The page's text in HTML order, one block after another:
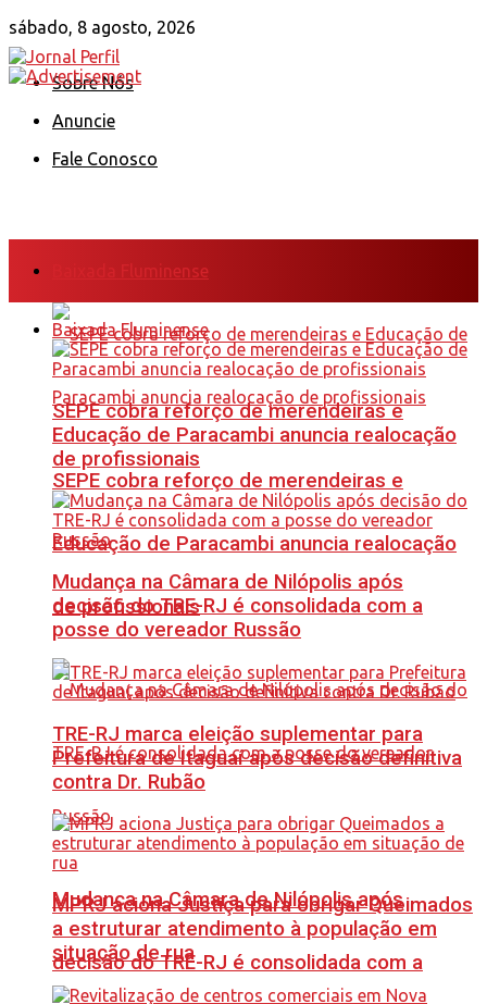
sábado, 8 agosto, 2026
Sobre Nós
Anuncie
Fale Conosco
Baixada Fluminense
SEPE cobra reforço de merendeiras e
Educação de Paracambi anuncia realocação
de profissionais
Mudança na Câmara de Nilópolis após
decisão do TRE-RJ é consolidada com a
Baixada Fluminense
SEPE cobra reforço de merendeiras e
Educação de Paracambi anuncia realocação
de profissionais
Mudança na Câmara de Nilópolis após
decisão do TRE-RJ é consolidada com a
posse do vereador Russão
TRE-RJ marca eleição suplementar para
Prefeitura de Itaguaí após decisão definitiva
contra Dr. Rubão
MPRJ aciona Justiça para obrigar Queimados
a estruturar atendimento à população em
situação de rua